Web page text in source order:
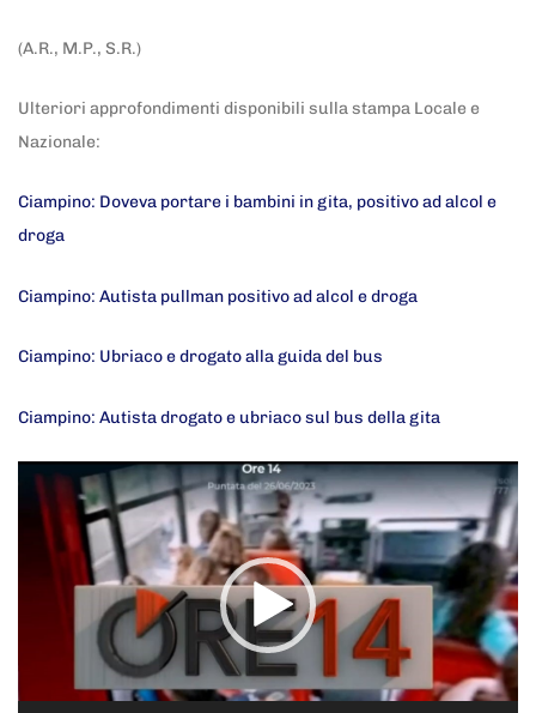
(A.R., M.P., S.R.)
Ulteriori approfondimenti disponibili sulla stampa Locale e
Nazionale:
Ciampino: Doveva portare i bambini in gita, positivo ad alcol e
droga
Ciampino: Autista pullman positivo ad alcol e droga
Ciampino: Ubriaco e drogato alla guida del bus
Ciampino: Autista drogato e ubriaco sul bus della gita